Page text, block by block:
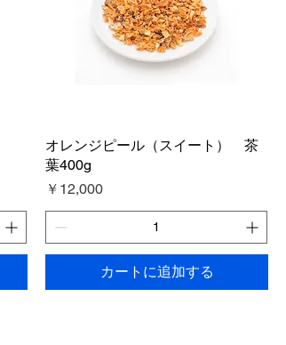
オレンジピール（スイート） 茶
葉400g
価格
￥12,000
カートに追加する